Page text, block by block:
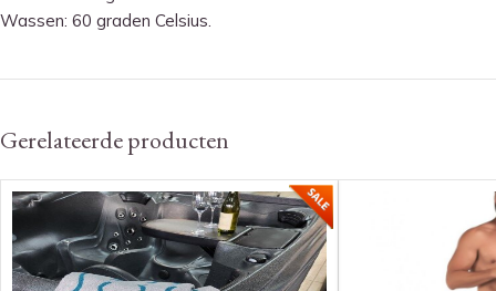
Wassen: 60 graden Celsius.
Gerelateerde producten